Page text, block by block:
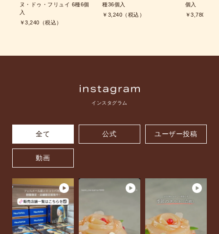
ヌ・ドゥ・フリュイ 6種6個
入
￥3,240 （税込）
種36個入
￥3,240 （税込）
個入
￥3,780
インスタグラム
全て 公式 ユーザー投稿
動画